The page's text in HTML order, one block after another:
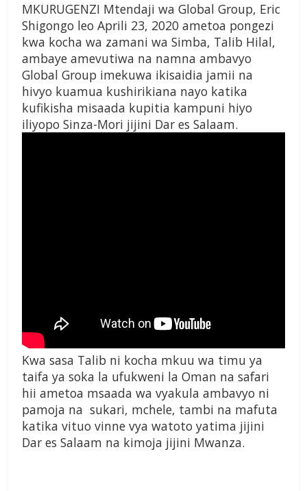
MKURUGENZI Mtendaji wa Global Group, Eric
Shigongo leo Aprili 23, 2020 ametoa pongezi
kwa kocha wa zamani wa Simba, Talib Hilal,
ambaye amevutiwa na namna ambavyo
Global Group imekuwa ikisaidia jamii na
hivyo kuamua kushirikiana nayo katika
kufikisha misaada kupitia kampuni hiyo
iliyopo Sinza-Mori jijini Dar es Salaam.
Kwa sasa Talib ni kocha mkuu wa timu ya
taifa ya soka la ufukweni la Oman na safari
hii ametoa msaada wa vyakula ambavyo ni
pamoja na sukari, mchele, tambi na mafuta
katika vituo vinne vya watoto yatima jijini
Dar es Salaam na kimoja jijini Mwanza.